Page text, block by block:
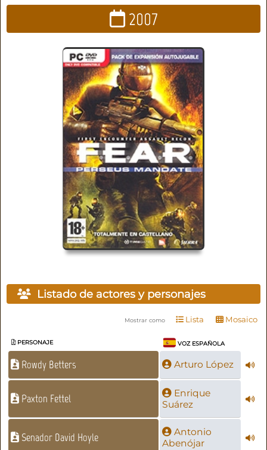
2007
Listado de actores y personajes
Mostrar como Lista Mosaico
PERSONAJE VOZ ESPAÑOLA
Rowdy Betters Arturo López
Paxton Fettel
Enrique
Suárez
Senador David Hoyle
Antonio
Abenójar